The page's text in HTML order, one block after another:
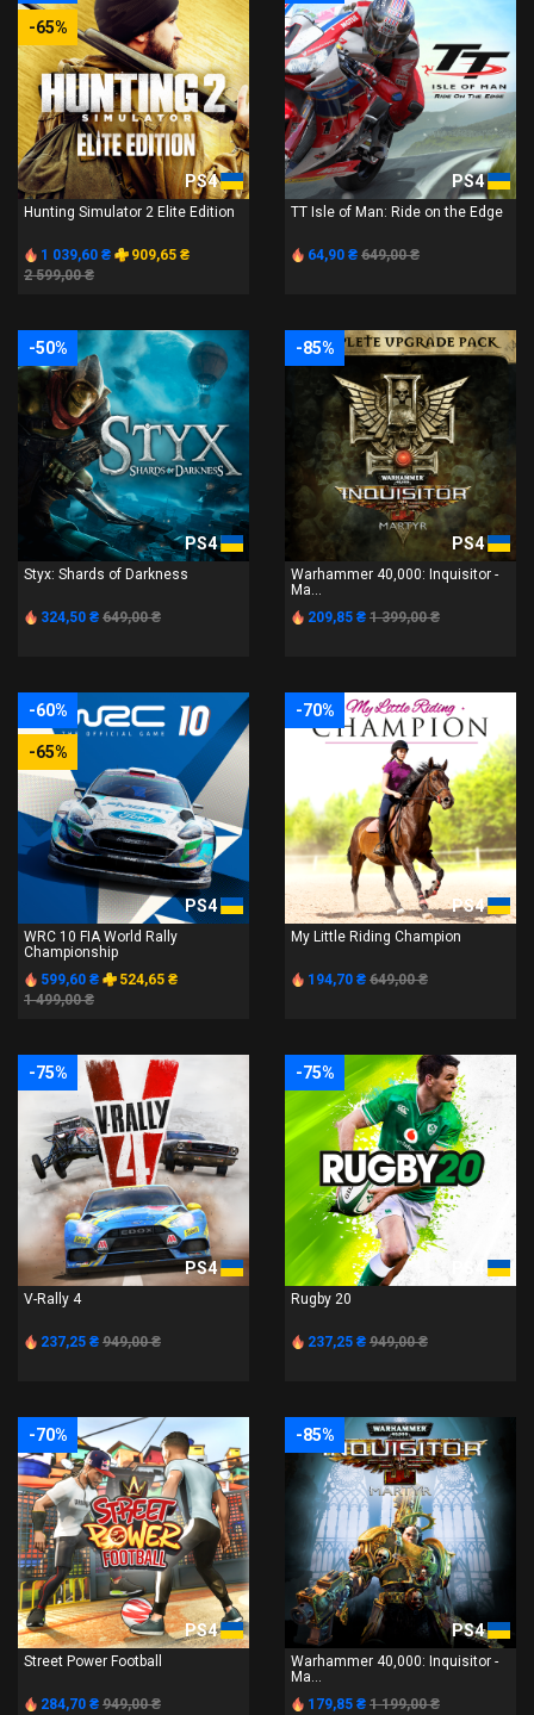
-65%
PS4
Hunting Simulator 2 Elite Edition
1 039,60 ₴
909,65 ₴
2 599,00 ₴
PS4
TT Isle of Man: Ride on the Edge
64,90 ₴ 649,00 ₴
-50%
PS4
Styx: Shards of Darkness
324,50 ₴ 649,00 ₴
-85%
PS4
Warhammer 40,000: Inquisitor -
Ma...
209,85 ₴ 1 399,00 ₴
-60%
-65%
PS4
WRC 10 FIA World Rally
Championship
599,60 ₴
524,65 ₴
1 499,00 ₴
-70%
PS4
My Little Riding Champion
194,70 ₴ 649,00 ₴
-75%
PS4
V-Rally 4
237,25 ₴ 949,00 ₴
-75%
PS4
Rugby 20
237,25 ₴ 949,00 ₴
-70%
PS4
Street Power Football
284,70 ₴ 949,00 ₴
-85%
PS4
Warhammer 40,000: Inquisitor -
Ma...
179,85 ₴ 1 199,00 ₴